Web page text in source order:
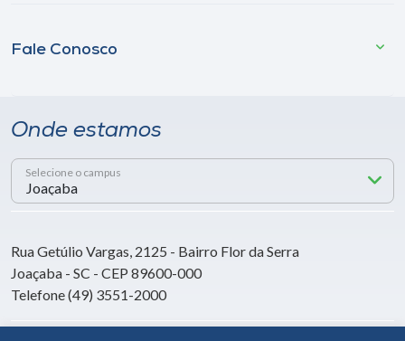
Fale Conosco
Onde estamos
Selecione o campus
Rua Getúlio Vargas, 2125 - Bairro Flor da Serra
Joaçaba - SC - CEP 89600-000
Telefone (49) 3551-2000